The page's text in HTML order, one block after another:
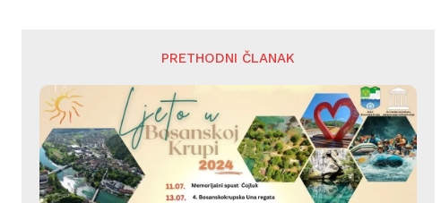
PRETHODNI ČLANAK